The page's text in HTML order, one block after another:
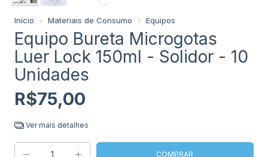
Início Materiais de Consumo Equipos
Equipo Bureta Microgotas
Luer Lock 150ml - Solidor - 10
Unidades
R$75,00
Ver mais detalhes